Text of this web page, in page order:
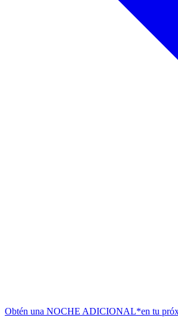
Obtén una NOCHE ADICIONAL*en tu